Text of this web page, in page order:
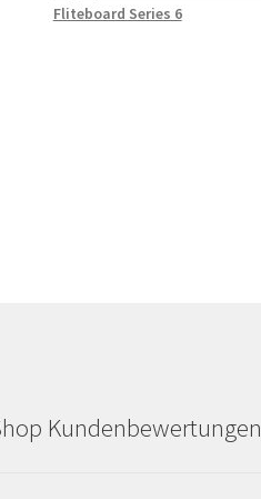
Fliteboard Series 6
Kundenbewertungen